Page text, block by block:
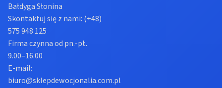
Bałdyga Słonina
Skontaktuj się z nami: (+48)
575 948 125
Firma czynna od pn.-pt.
9.00–16.00
E-mail:
biuro@sklepdewocjonalia.com.pl